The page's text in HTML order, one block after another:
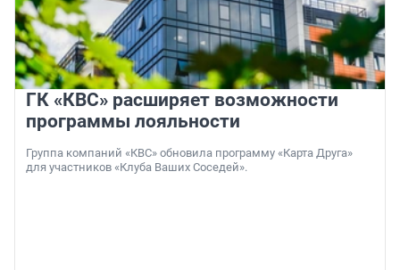
ГК «КВС» расширяет возможности
программы лояльности
Группа компаний «КВС» обновила программу «Карта Друга»
для участников «Клуба Ваших Соседей».